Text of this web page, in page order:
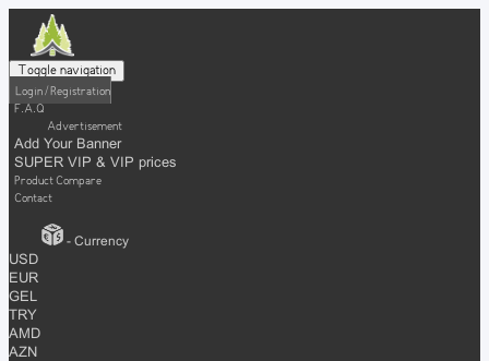
Toggle navigation
Login / Registration
F.A.Q
Advertisement
Add Your Banner
SUPER VIP & VIP prices
Product Compare
Contact
- Currency
USD
EUR
GEL
TRY
AMD
AZN